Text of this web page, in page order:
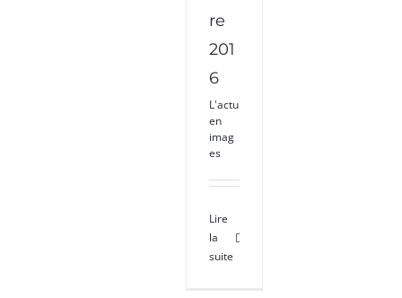
re
201
6
L'actu
en
imag
es
Lire
la
suite